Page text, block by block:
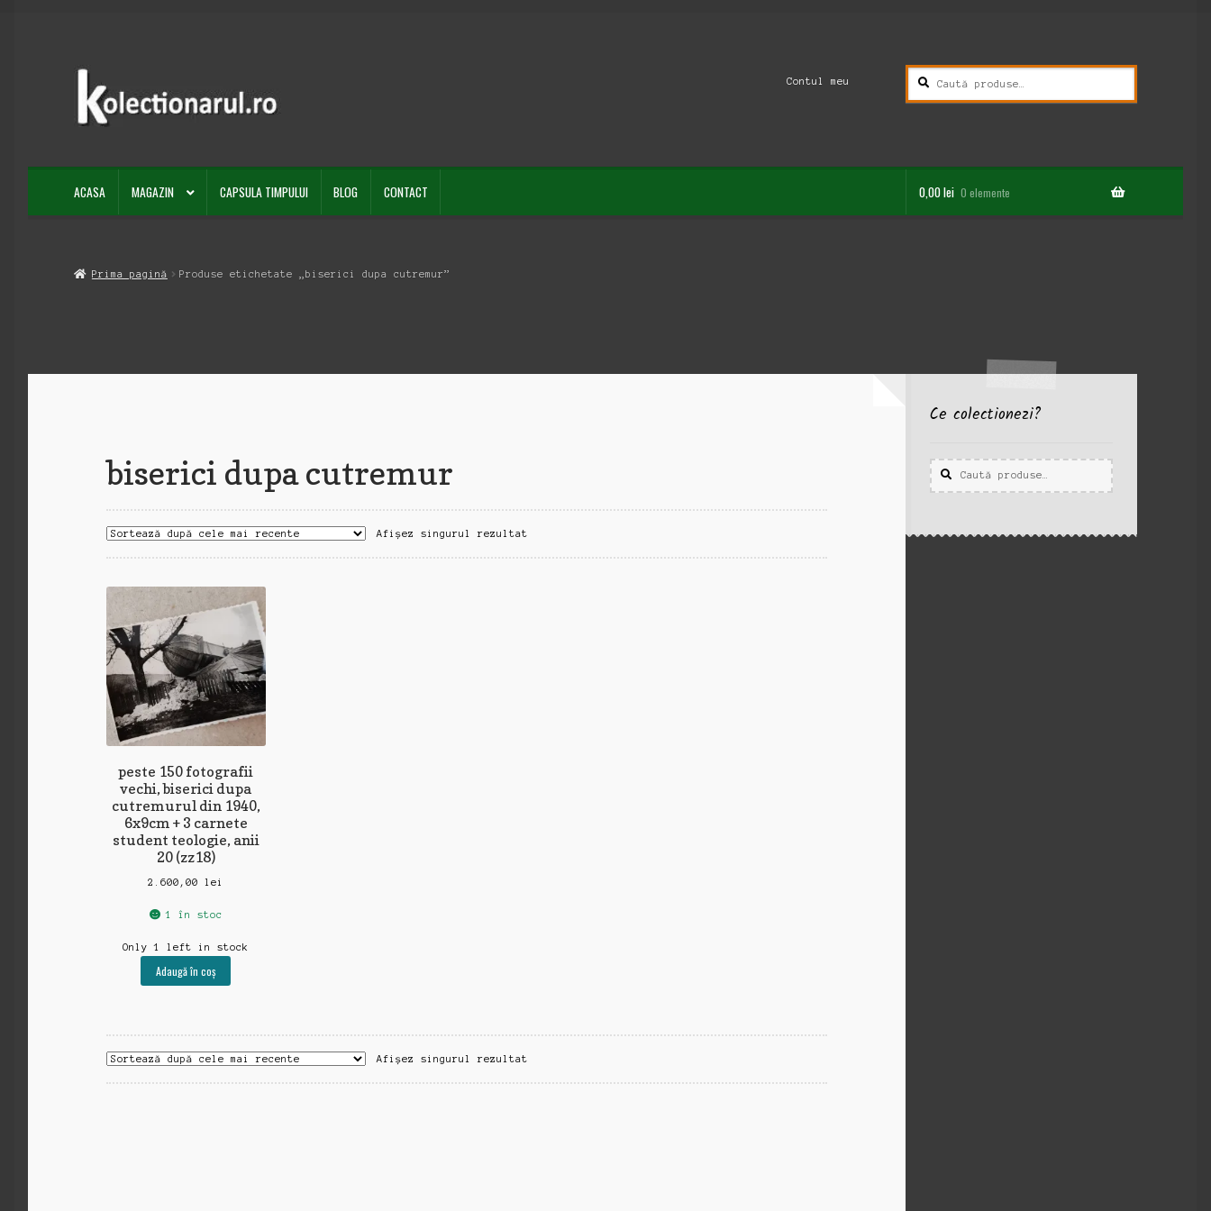
Sari
navigare
Sari
conținut
Contul meu
Caută
după:
Caută
ACASA MAGAZIN CAPSULA TIMPULUI BLOG CONTACT 0,00lei 0 elemente
Prima pagină Produse etichetate „biserici dupa cutremur”
biserici dupa cutremur
Afișez singurul rezultat
peste 150 fotografii
vechi, biserici dupa
cutremurul din 1940,
6x9cm + 3 carnete
student teologie, anii
20 (zz18)
2.600,00lei
1 în stoc
Only 1 left in stock
Adaugă în coș
Afișez singurul rezultat
Ce colectionezi?
Caută
după:
Caută